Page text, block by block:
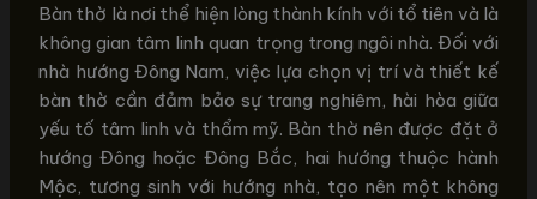
Bàn thờ là nơi thể hiện lòng thành kính với tổ tiên và là
không gian tâm linh quan trọng trong ngôi nhà. Đối với
nhà hướng Đông Nam, việc lựa chọn vị trí và thiết kế
bàn thờ cần đảm bảo sự trang nghiêm, hài hòa giữa
yếu tố tâm linh và thẩm mỹ. Bàn thờ nên được đặt ở
hướng Đông hoặc Đông Bắc, hai hướng thuộc hành
Mộc, tương sinh với hướng nhà, tạo nên một không